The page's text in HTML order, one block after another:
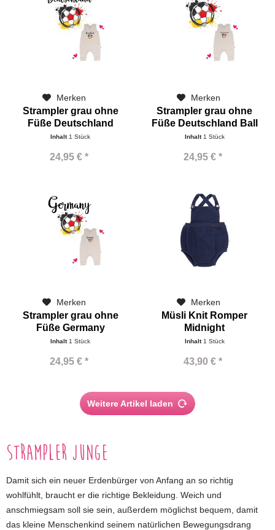
Merken
Strampler grau ohne
Füße Deutschland
Inhalt1 Stück
24,95 € *
Merken
Strampler grau ohne
Füße Deutschland Ball
Inhalt1 Stück
24,95 € *
Merken
Strampler grau ohne
Füße Germany
Inhalt 1 Stück
24,95 € *
Merken
Müsli Knit Romper
Midnight
Inhalt 1 Stück
43,90 € *
Weitere Artikel laden
Strampler Junge
Damit sich ein neuer Erdenbürger von Anfang an so richtig
wohlfühlt, braucht er die richtige Bekleidung. Weich und
anschmiegsam soll sie sein, außerdem möglichst bequem, damit
das kleine Menschenkind seinem natürlichen Bewegungsdrang